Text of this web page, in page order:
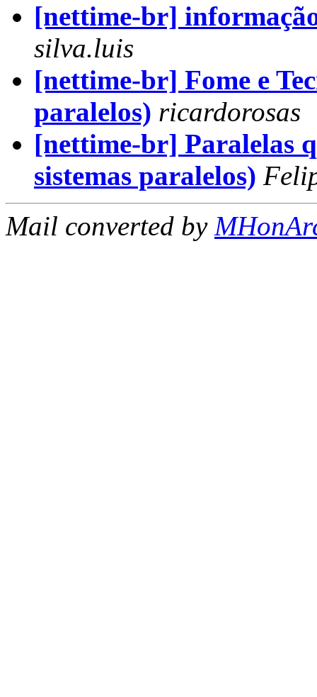
[nettime-br]
silva.luis
[nettime-br] Fome e
paralelos) ricardorosas
[nettime-br] Paralelas
sistemas paralelos)
Mail converted by